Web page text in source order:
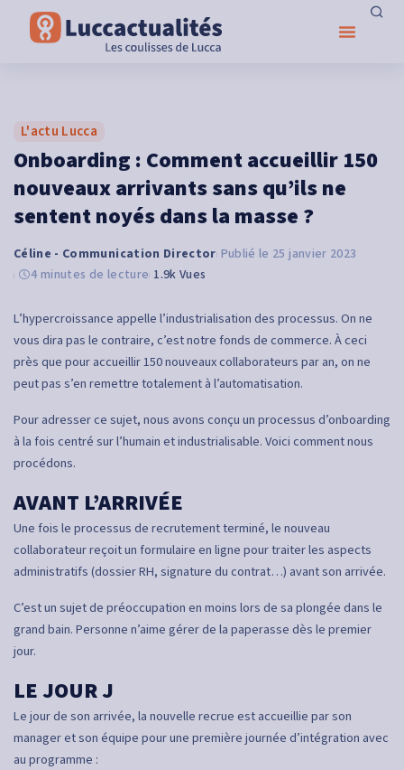
L'actu Lucca
Onboarding : Comment accueillir 150
nouveaux arrivants sans qu’ils ne
sentent noyés dans la masse ?
Céline - Communication Director
25 janvier 2023
4 minutes de lecture 1.9k Vues
L’hypercroissance appelle l’industrialisation des processus. On ne
vous dira pas le contraire, c’est notre fonds de commerce. À ceci
près que pour accueillir 150 nouveaux collaborateurs par an, on ne
peut pas s’en remettre totalement à l’automatisation.
Pour adresser ce sujet, nous avons conçu un processus d’onboarding
à la fois centré sur l’humain et industrialisable. Voici comment nous
procédons.
AVANT L’ARRIVÉE
Une fois le processus de recrutement terminé, le nouveau
collaborateur reçoit un formulaire en ligne pour traiter les aspects
administratifs (dossier RH, signature du contrat…) avant son arrivée.
C’est un sujet de préoccupation en moins lors de sa plongée dans le
grand bain. Personne n’aime gérer de la paperasse dès le premier
jour.
LE JOUR J
Le jour de son arrivée, la nouvelle recrue est accueillie par son
manager et son équipe pour une première journée d’intégration avec
au programme :